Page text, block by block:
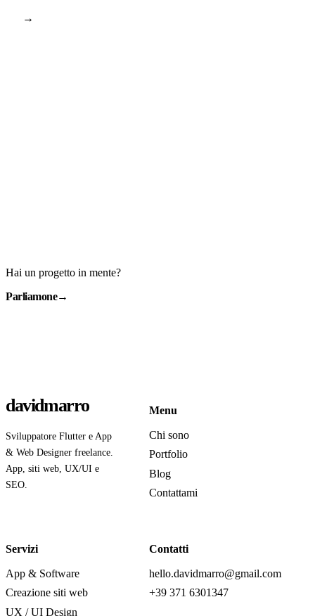
→
Hai un progetto in mente?
Parliamone→
davidmarro
Sviluppatore Flutter e App
& Web Designer freelance.
App, siti web, UX/UI e
SEO.
Menu
Chi sono
Portfolio
Blog
Contattami
Servizi
App & Software
Creazione siti web
UX / UI Design
Contatti
hello.davidmarro@gmail.com
+39 371 6301347